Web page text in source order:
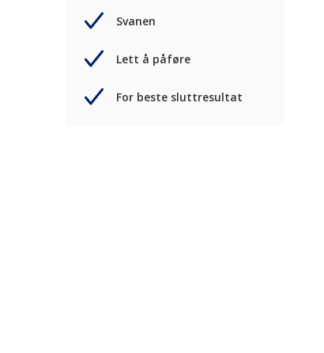
Svanen
Lett å påføre
For beste sluttresultat